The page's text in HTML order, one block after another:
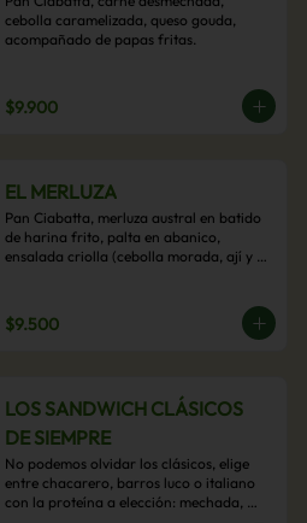
cebolla caramelizada, queso gouda,
acompañado de papas fritas.
$9.900
EL MERLUZA
Pan Ciabatta, merluza austral en batido
de harina frito, palta en abanico,
ensalada criolla (cebolla morada, ají y
$9.500
LOS SANDWICH CLÁSICOS
DE SIEMPRE
No podemos olvidar los clásicos, elige
entre chacarero, barros luco o italiano
con la proteína a elección: mechada,